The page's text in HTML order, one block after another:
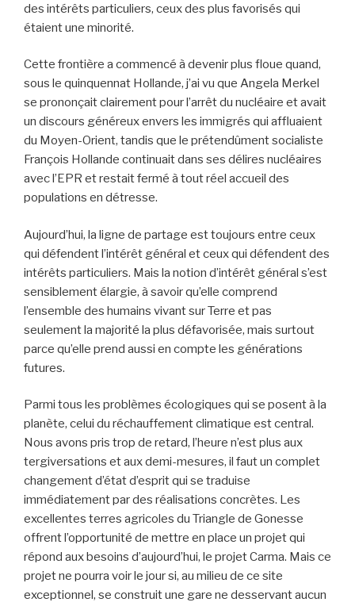
des intérêts particuliers, ceux des plus favorisés qui
étaient une minorité.
Cette frontière a commencé à devenir plus floue quand,
sous le quinquennat Hollande, j’ai vu que Angela Merkel
se prononçait clairement pour l’arrêt du nucléaire et avait
un discours généreux envers les immigrés qui affluaient
du Moyen-Orient, tandis que le prétendûment socialiste
François Hollande continuait dans ses délires nucléaires
avec l’EPR et restait fermé à tout réel accueil des
populations en détresse.
Aujourd’hui, la ligne de partage est toujours entre ceux
qui défendent l’intérêt général et ceux qui défendent des
intérêts particuliers. Mais la notion d’intérêt général s’est
sensiblement élargie, à savoir qu’elle comprend
l’ensemble des humains vivant sur Terre et pas
seulement la majorité la plus défavorisée, mais surtout
parce qu’elle prend aussi en compte les générations
futures.
Parmi tous les problèmes écologiques qui se posent à la
planète, celui du réchauffement climatique est central.
Nous avons pris trop de retard, l’heure n’est plus aux
tergiversations et aux demi-mesures, il faut un complet
changement d’état d’esprit qui se traduise
immédiatement par des réalisations concrètes. Les
excellentes terres agricoles du Triangle de Gonesse
offrent l’opportunité de mettre en place un projet qui
répond aux besoins d’aujourd’hui, le projet Carma. Mais ce
projet ne pourra voir le jour si, au milieu de ce site
exceptionnel, se construit une gare ne desservant aucun